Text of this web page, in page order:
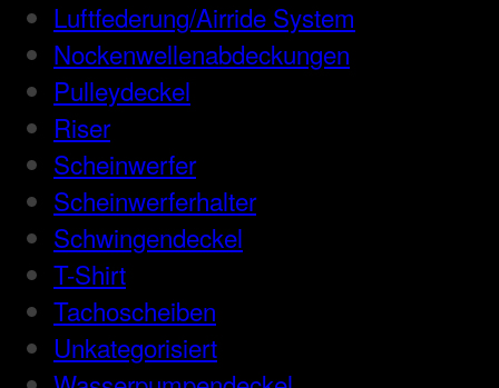
Luftfederung/Airride System
Nockenwellenabdeckungen
Pulleydeckel
Riser
Scheinwerfer
Scheinwerferhalter
Schwingendeckel
T-Shirt
Tachoscheiben
Unkategorisiert